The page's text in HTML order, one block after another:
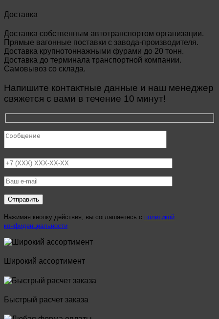
Доставка
Доставка собственным автотранспортом организации.
Прямые вагонные поставки с завода-производителя.
Доставка крупнотоннажными фурами до 20 тонн.
Доставка до терминала транспортной компании.
Самовывоз со склада.
Напишите контактные данные и наш менеджер
свяжется с вами в течение 10 минут!
Нажимая кнопку действия, вы соглашаетесь с политикой
конфиденциальности
Широкий ассортимент
Быстрый расчет заказа